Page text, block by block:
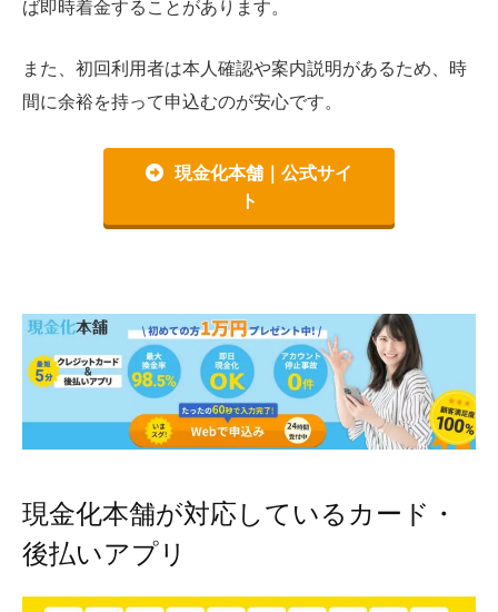
ば即時着金することがあります。
また、初回利用者は本人確認や案内説明があるため、時
間に余裕を持って申込むのが安心です。
現金化本舗｜公式サイ
ト
現金化本舗が対応しているカード・
後払いアプリ